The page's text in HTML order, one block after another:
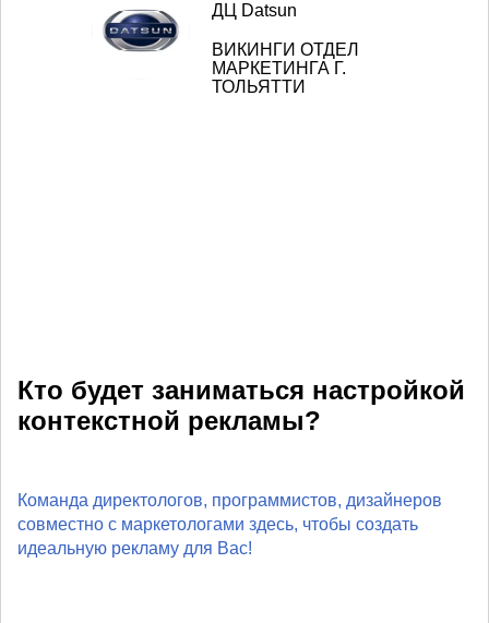
ДЦ Datsun
ВИКИНГИ ОТДЕЛ
МАРКЕТИНГА Г.
ТОЛЬЯТТИ
Кто будет заниматься настройкой
контекстной рекламы?
Команда директологов, программистов, дизайнеров
совместно с маркетологами здесь, чтобы создать
идеальную рекламу для Вас!